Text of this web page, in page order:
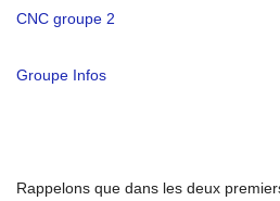
CNC groupe 2
Groupe Infos
Rappelons que dans les deux